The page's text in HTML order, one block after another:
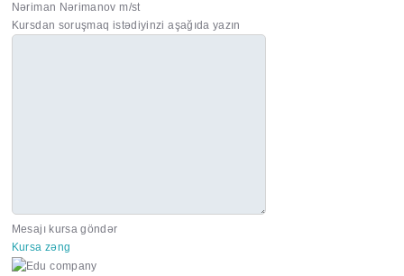
Nəriman Nərimanov m/st
Kursdan soruşmaq istədiyinzi aşağıda yazın
Mesajı kursa göndər
Kursa zəng